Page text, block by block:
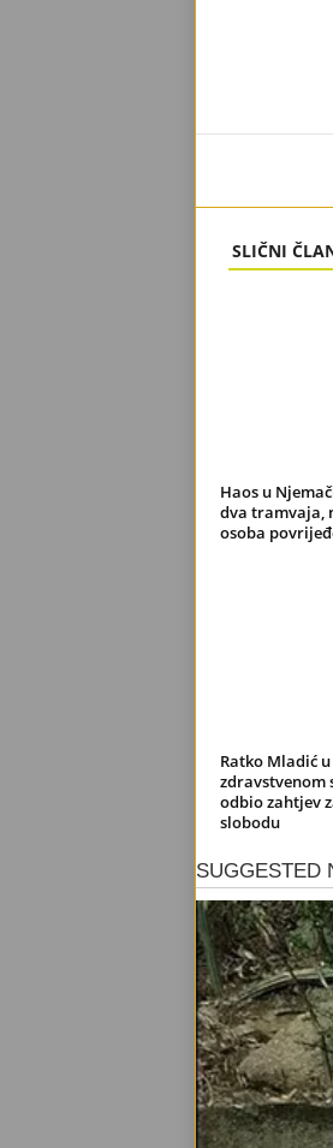
SLIČNI
Haos u
dva tramvaja,
osoba
Ratko Mladić
zdravstvenom
odbio zahtjev
slobodu